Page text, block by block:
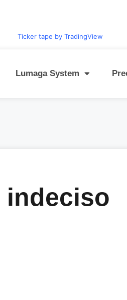
Ticker tape by TradingView
Lumaga System
indeciso